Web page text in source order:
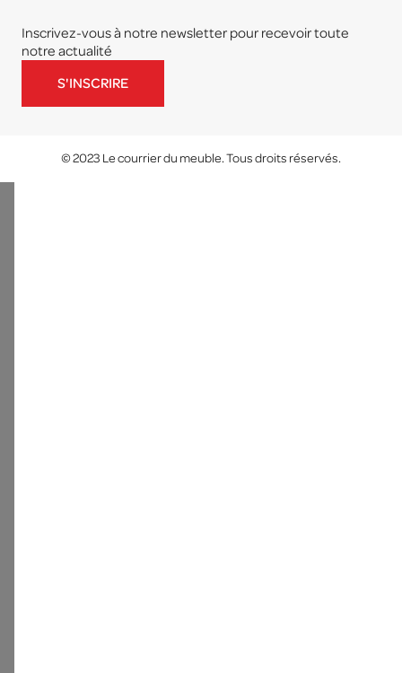
Inscrivez-vous à notre newsletter pour recevoir toute
notre actualité
S'INSCRIRE
© 2023 Le courrier du meuble. Tous droits réservés.